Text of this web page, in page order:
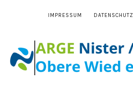
IMPRESSUM DATENSCHUTZ